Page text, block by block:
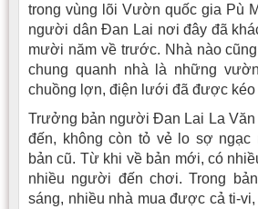
trong vùng lõi Vườn quốc gia Pù
người dân Ðan Lai nơi đây đã
mười năm về trước. Nhà nào
chung quanh nhà là những
chuồng lợn, điện lưới đã được kéo
Trưởng bản người Ðan Lai La Văn
đến, không còn tỏ vẻ lo sợ
bản cũ. Từ khi về bản mới, có
nhiều người đến chơi. Trong
sáng, nhiều nhà mua được cả ti-